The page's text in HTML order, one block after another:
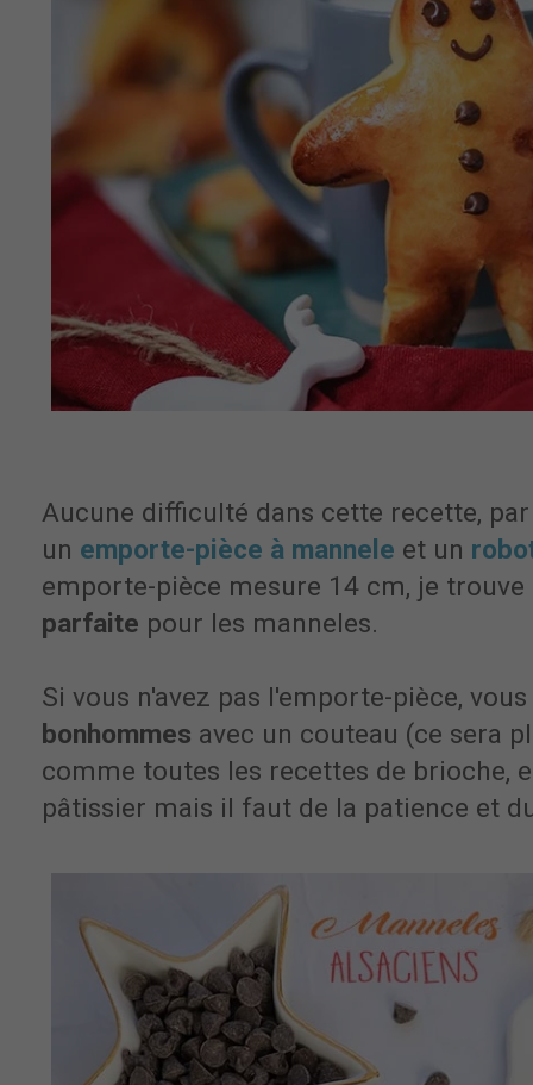
Aucune difficulté dans cette recette,
un emporte-pièce à mannele et un
emporte-pièce mesure 14 cm, je
parfaite pour les manneles.
Si vous n'avez pas l'emporte-pièce,
bonhommes avec un couteau (ce sera
comme toutes les recettes de brioche,
pâtissier mais il faut de la patience et